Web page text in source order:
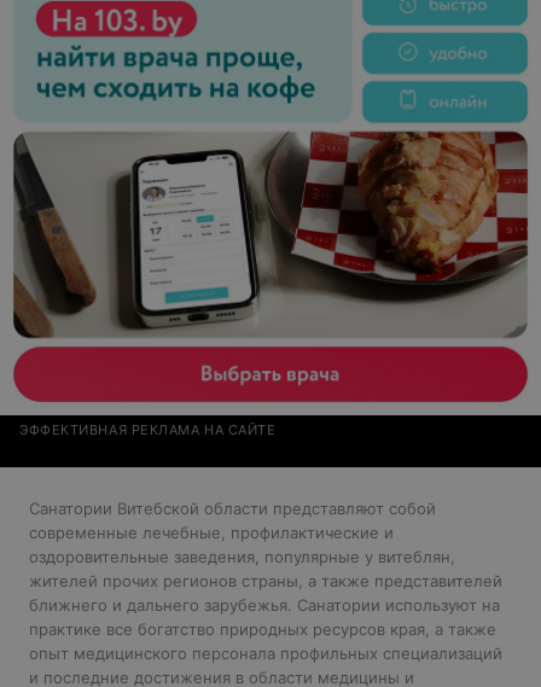
ЭФФЕКТИВНАЯ РЕКЛАМА НА САЙТЕ
Санатории Витебской области представляют собой
современные лечебные, профилактические и
оздоровительные заведения, популярные у витеблян,
жителей прочих регионов страны, а также представителей
ближнего и дальнего зарубежья. Санатории используют на
практике все богатство природных ресурсов края, а также
опыт медицинского персонала профильных специализаций
и последние достижения в области медицины и